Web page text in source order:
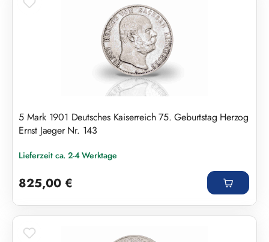
5 Mark 1901 Deutsches Kaiserreich 75. Geburtstag Herzog
Ernst Jaeger Nr. 143
Lieferzeit ca. 2-4 Werktage
825,00 €